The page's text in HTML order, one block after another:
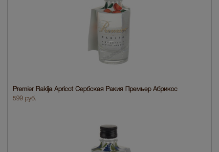
Premier Rakija Apricot Сербская Ракия Премьер Абрикос
599 руб.